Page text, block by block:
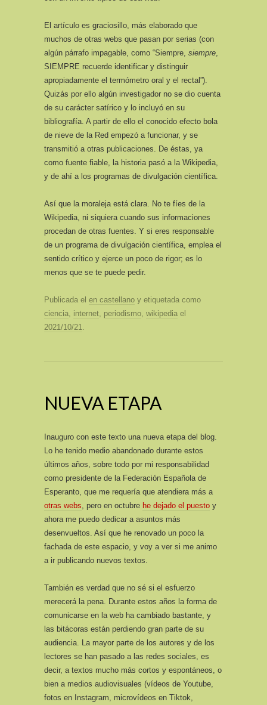
El artículo es graciosillo, más elaborado que
muchos de otras webs que pasan por serias (con
algún párrafo impagable, como “Siempre, siempre,
SIEMPRE recuerde identificar y distinguir
apropiadamente el termómetro oral y el rectal”).
Quizás por ello algún investigador no se dio cuenta
de su carácter satírico y lo incluyó en su
bibliografía. A partir de ello el conocido efecto bola
de nieve de la Red empezó a funcionar, y se
transmitió a otras publicaciones. De éstas, ya
como fuente fiable, la historia pasó a la Wikipedia,
y de ahí a los programas de divulgación científica.
Así que la moraleja está clara. No te fíes de la
Wikipedia, ni siquiera cuando sus informaciones
procedan de otras fuentes. Y si eres responsable
de un programa de divulgación científica, emplea el
sentido crítico y ejerce un poco de rigor; es lo
menos que se te puede pedir.
Publicada el en castellano y etiquetada como
ciencia, internet, periodismo, wikipedia el
2021/10/21.
NUEVA ETAPA
Inauguro con este texto una nueva etapa del blog.
Lo he tenido medio abandonado durante estos
últimos años, sobre todo por mi responsabilidad
como presidente de la Federación Española de
Esperanto, que me requería que atendiera más a
otras webs, pero en octubre he dejado el puesto y
ahora me puedo dedicar a asuntos más
desenvueltos. Así que he renovado un poco la
fachada de este espacio, y voy a ver si me animo
a ir publicando nuevos textos.
También es verdad que no sé si el esfuerzo
merecerá la pena. Durante estos años la forma de
comunicarse en la web ha cambiado bastante, y
las bitácoras están perdiendo gran parte de su
audiencia. La mayor parte de los autores y de los
lectores se han pasado a las redes sociales, es
decir, a textos mucho más cortos y espontáneos, o
bien a medios audiovisuales (vídeos de Youtube,
fotos en Instagram, microvídeos en Tiktok,